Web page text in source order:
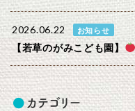
2026.06.22 お知らせ
【若草のがみこども園】
カテゴリー